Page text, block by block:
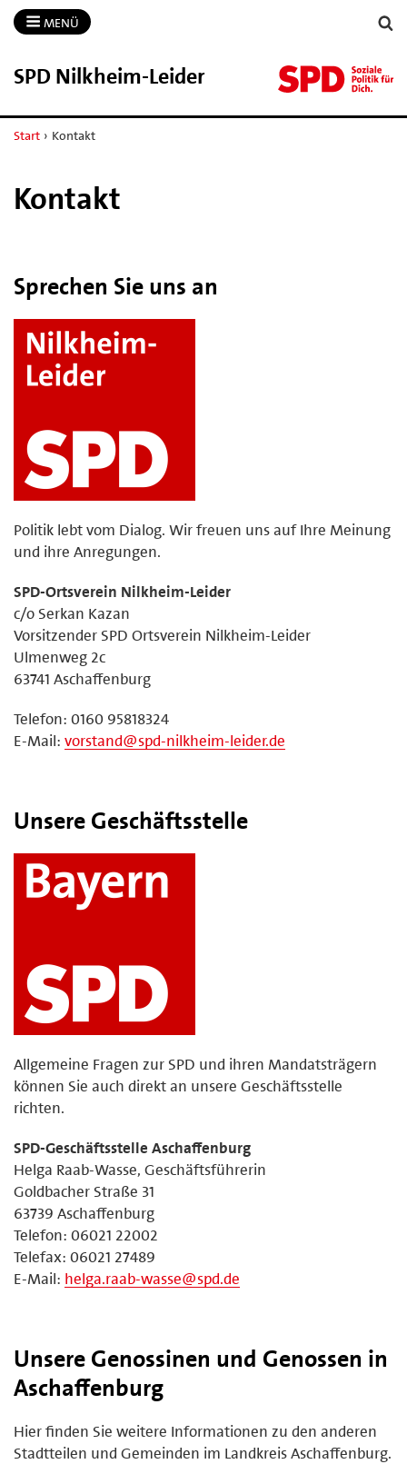
MENÜ
SPD Nilkheim-​Leider
Start › Kontakt
Kontakt
Sprechen Sie uns an
Politik lebt vom Dialog. Wir freuen uns auf Ihre Meinung
und ihre Anregungen.
SPD-Ortsverein Nilkheim-Leider
c/o Serkan Kazan
Vorsitzender SPD Ortsverein Nilkheim-Leider
Ulmenweg 2c
63741 Aschaffenburg
Telefon: 0160 95818324
E-Mail: vorstand@spd-nilkheim-leider.de
Unsere Geschäftsstelle
Allgemeine Fragen zur SPD und ihren Mandatsträgern
können Sie auch direkt an unsere Geschäftsstelle
richten.
SPD-Geschäftsstelle Aschaffenburg
Helga Raab-Wasse, Geschäftsführerin
Goldbacher Straße 31
63739 Aschaffenburg
Telefon: 06021 22002
Telefax: 06021 27489
E-Mail: helga.raab-wasse@spd.de
Unsere Genossinen und Genossen in
Aschaffenburg
Hier finden Sie weitere Informationen zu den anderen
Stadtteilen und Gemeinden im Landkreis Aschaffenburg.